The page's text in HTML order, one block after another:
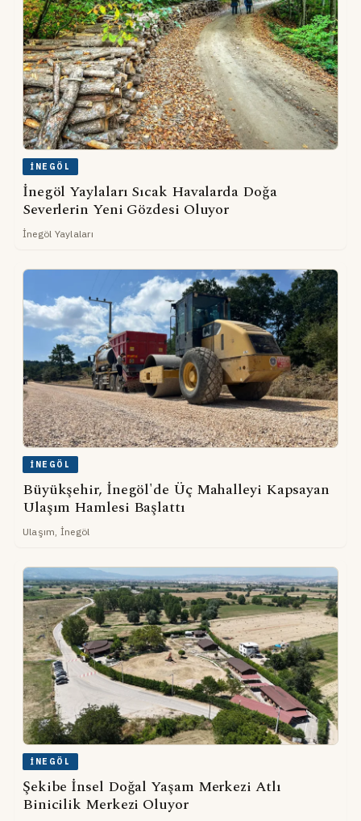
İNEGÖL
İnegöl Yaylaları Sıcak Havalarda Doğa
Severlerin Yeni Gözdesi Oluyor
İnegöl Yaylaları
İNEGÖL
Büyükşehir, İnegöl'de Üç Mahalleyi Kapsayan
Ulaşım Hamlesi Başlattı
Ulaşım, İnegöl
İNEGÖL
Şekibe İnsel Doğal Yaşam Merkezi Atlı
Binicilik Merkezi Oluyor